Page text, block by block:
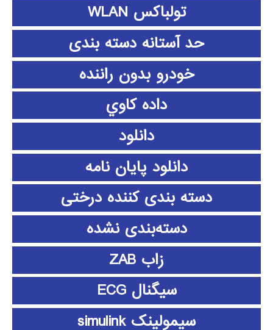
تولباکس WLAN
حد آستانه دسته بندی
خودرو بدون راننده
داده كاوي
دانلود
دانلود پايان نامه
دسته بندی کننده درختی
دسته‌بندی نشده
زاب ZAB
سیگنال ECG
سیمولینک simulink